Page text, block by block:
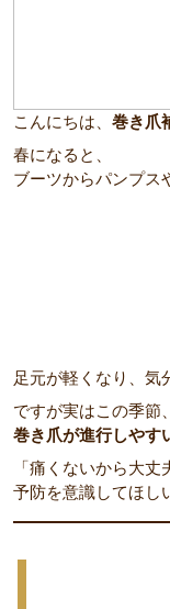
こんにちは、 巻き爪
春になると、
ブーツからパンプス
足元が軽くなり、気
ですが実はこの季節、
巻き爪が進行しやす
「痛くないから大丈
予防を意識してほし